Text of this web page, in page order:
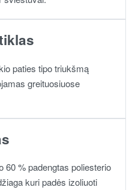
paties tipo triukšmą
greituosiuose
60 % padengtas poliesterio
kuri padės izoliuoti